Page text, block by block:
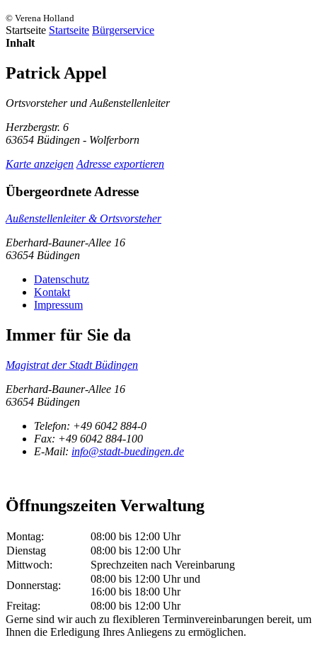
© Verena Holland
Startseite Startseite Bürgerservice
Inhalt
Patrick Appel
Ortsvorsteher und Außenstellenleiter
Herzbergstr. 6
63654 Büdingen - Wolferborn
Karte anzeigen Adresse exportieren
Übergeordnete Adresse
Außenstellenleiter & Ortsvorsteher
Eberhard-Bauner-Allee 16
63654 Büdingen
Datenschutz
Kontakt
Impressum
Immer für Sie da
Magistrat der Stadt Büdingen
Eberhard-Bauner-Allee 16
63654 Büdingen
Telefon: +49 6042 884-0
Fax: +49 6042 884-100
E-Mail: info@stadt-buedingen.de
Öffnungszeiten Verwaltung
Montag:
08:00 bis 12:00 Uhr
Dienstag
08:00 bis 12:00 Uhr
Mittwoch:
Sprechzeiten nach Vereinbarung
Donnerstag:
08:00 bis 12:00 Uhr und
16:00 bis 18:00 Uhr
Freitag:
08:00 bis 12:00 Uhr
Gerne sind wir auch zu flexibleren Terminvereinbarungen bereit, um
Ihnen die Erledigung Ihres Anliegens zu ermöglichen.